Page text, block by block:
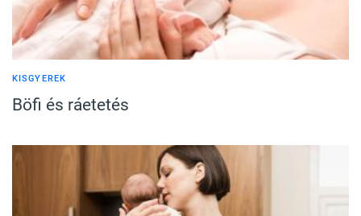
KISGYEREK
Böfi és ráetetés